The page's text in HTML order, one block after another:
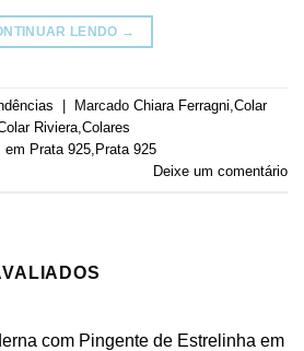
LENDO →
Marcado Chiara Ferragni,Colar
Riviera,Colares
em Prata 925, Prata 925
Deixe um comentário
com Pingente de Estrelinha em